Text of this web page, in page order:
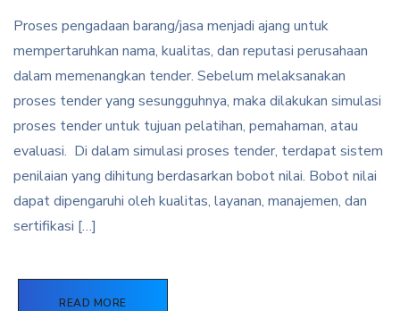
Proses pengadaan barang/jasa menjadi ajang untuk
mempertaruhkan nama, kualitas, dan reputasi perusahaan
dalam memenangkan tender. Sebelum melaksanakan
proses tender yang sesungguhnya, maka dilakukan simulasi
proses tender untuk tujuan pelatihan, pemahaman, atau
evaluasi. Di dalam simulasi proses tender, terdapat sistem
penilaian yang dihitung berdasarkan bobot nilai. Bobot nilai
dapat dipengaruhi oleh kualitas, layanan, manajemen, dan
sertifikasi […]
READ MORE